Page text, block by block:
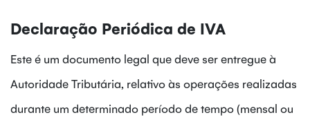
Declaração Periódica de IVA
Este é um documento legal que deve ser entregue à
Autoridade Tributária, relativo às operações realizadas
durante um determinado período de tempo (mensal ou